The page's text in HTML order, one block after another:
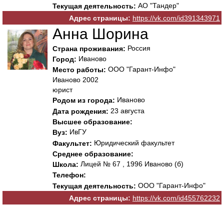
Текущая деятельность: АО "Тандер"
Адрес страницы: https://vk.com/id391343971
Анна Шорина
Страна проживания: Россия
Город: Иваново
Место работы: ООО "Гарант-Инфо"
Иваново 2002
юрист
Родом из города: Иваново
Дата рождения: 23 августа
Высшее образование:
Вуз: ИвГУ
Факультет: Юридический факультет
Среднее образование:
Школа: Лицей № 67 , 1996 Иваново (б)
Телефон:
Текущая деятельность: ООО "Гарант-Инфо"
Адрес страницы: https://vk.com/id455762232